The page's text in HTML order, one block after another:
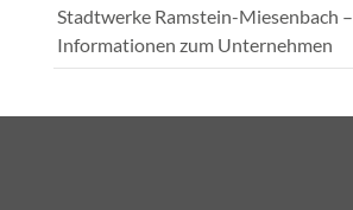
Stadtwerke Ramstein-Miesenbach –
Informationen zum Unternehmen